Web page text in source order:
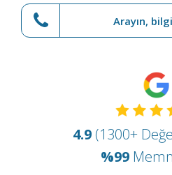
Arayın,
4.9 (1300+
%99